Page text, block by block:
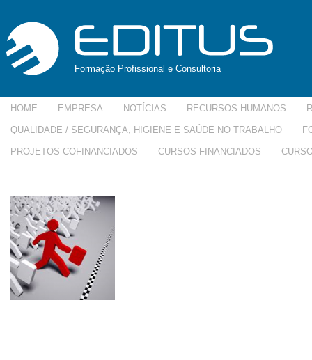
Formação Profissional e Consultoria
HOME EMPRESA NOTÍCIAS RECURSOS HUMANOS
QUALIDADE / SEGURANÇA, HIGIENE E SAÚDE NO TRABALHO
PROJETOS COFINANCIADOS CURSOS FINANCIADOS